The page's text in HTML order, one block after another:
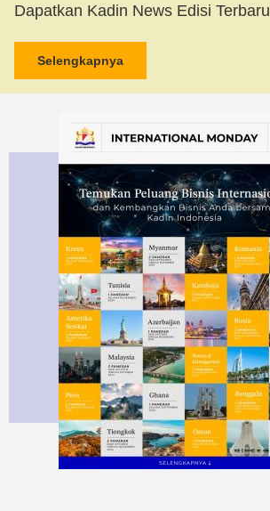
Dapatkan Kadin News Edisi Terbaru
Selengkapnya